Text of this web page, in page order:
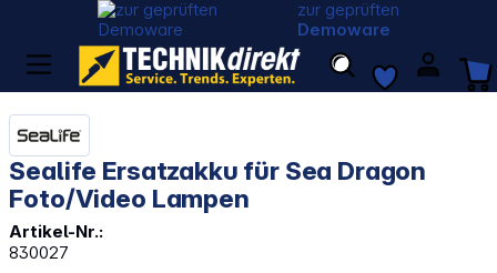
zur geprüften
Demoware
Sealife Ersatzakku für Sea Dragon
Foto/Video Lampen
Artikel-Nr.:
830027